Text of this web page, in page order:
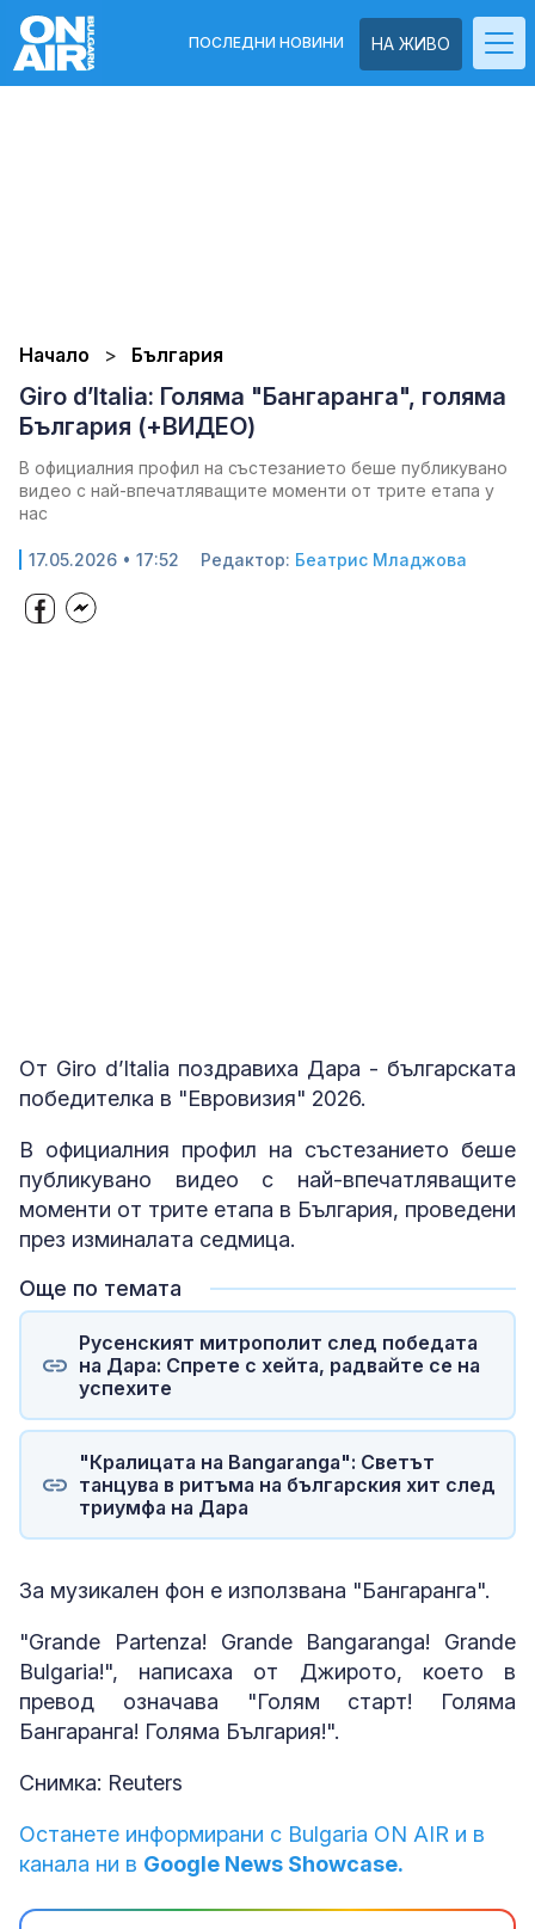
НА ЖИВО
ПОСЛЕДНИ НОВИНИ
Начало България
Giro d’Italia: Голяма "Бангаранга", голяма
България (+ВИДЕО)
В официалния профил на състезанието беше публикувано
видео с най-впечатляващите моменти от трите етапа у
нас
17.05.2026 • 17:52 Редактор: Беатрис Младжова
От Giro d’Italia поздравиха Дара - българската
победителка в "Евровизия" 2026.
В официалния профил на състезанието беше
публикувано видео с най-впечатляващите
моменти от трите етапа в България, проведени
през изминалата седмица.
Още по темата
Русенският митрополит след победата
на Дара: Спрете с хейта, радвайте се на
успехите
"Кралицата на Bangaranga": Светът
танцува в ритъма на българския хит след
триумфа на Дара
За музикален фон е използвана "Бангаранга".
"Grande Partenza! Grande Bangaranga! Grande
Bulgaria!", написаха от Джирото, което в
превод означава "Голям старт! Голяма
Бангаранга! Голяма България!".
Снимка: Reuters
Останете информирани с Bulgaria ON AIR и в
канала ни в Google News Showcase.